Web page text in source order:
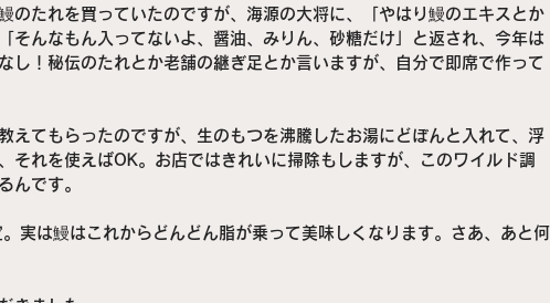
のたれを買っていたのですが、海源の大将に、「やはり鰻のエキスとか
そんなもん入ってないよ、醤油、みりん、砂糖だけ」と返され、今年は
し！秘伝のたれとか老舗の継ぎ足とか言いますが、自分で即席で作って
えてもらったのですが、生のもつを沸騰したお湯にどぼんと入れて、浮
それを使えばOK。お店ではきれいに掃除もしますが、このワイルド調
んです。
実は鰻はこれからどんどん脂が乗って美味しくなります。さあ、あと何